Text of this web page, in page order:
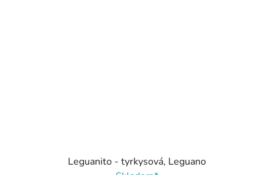
Leguanito - tyrkysová, Leguano